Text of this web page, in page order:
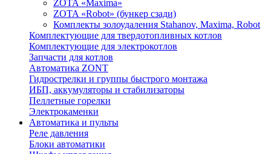
ZOTA «Maxima»
ZOTA «Robot» (бункер сзади)
Комплекты золоудаления Stahanov, Maxima, Robot
Комплектующие для твердотопливных котлов
Комплектующие для электрокотлов
Запчасти для котлов
Автоматика ZONT
Гидрострелки и группы быстрого монтажа
ИБП, аккумуляторы и стабилизаторы
Пеллетные горелки
Электрокаменки
Автоматика и пульты
Реле давления
Блоки автоматики